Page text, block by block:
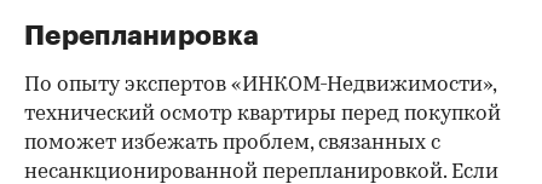
Перепланировка
По опыту экспертов «ИНКОМ-Недвижимости»,
технический осмотр квартиры перед покупкой
поможет избежать проблем, связанных с
несанкционированной перепланировкой. Если